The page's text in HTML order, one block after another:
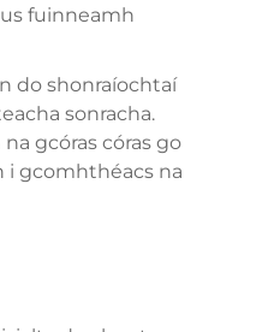
fuinneamh
do shonraíochtaí
sonracha.
gcóras córas go
i gcomhthéacs na